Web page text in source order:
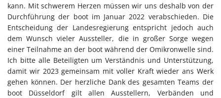
kann. Mit schwerem Herzen müssen wir uns deshalb von der
Durchführung der boot im Januar 2022 verabschieden. Die
Entscheidung der Landesregierung entspricht jedoch auch
dem Wunsch vieler Aussteller, die in großer Sorge wegen
einer Teilnahme an der boot während der Omikronwelle sind.
Ich bitte alle Beteiligten um Verständnis und Unterstützung,
damit wir 2023 gemeinsam mit voller Kraft wieder ans Werk
gehen können. Der herzliche Dank des gesamten Teams der
boot Düsseldorf gilt allen Ausstellern, Verbänden und